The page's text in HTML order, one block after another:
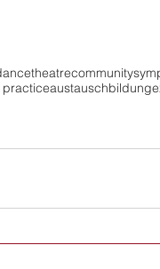
theatrecommunity
practiceaustauschbildung